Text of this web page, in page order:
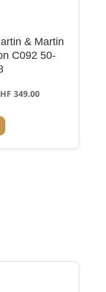
& Martin
C092 50-
349.00